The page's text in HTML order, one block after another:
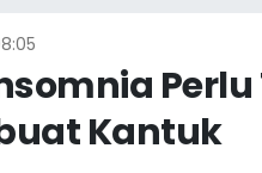
Kantuk